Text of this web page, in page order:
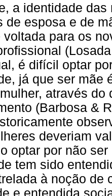
a identidade
de esposa e de
voltada para os
é difícil optar
já que ser mãe
através
(Barbosa &
deveriam
optar por não
tem sido
à noção
e entendida